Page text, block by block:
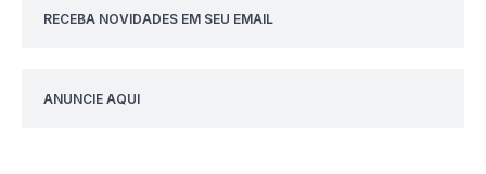
RECEBA NOVIDADES EM SEU EMAIL
ANUNCIE AQUI